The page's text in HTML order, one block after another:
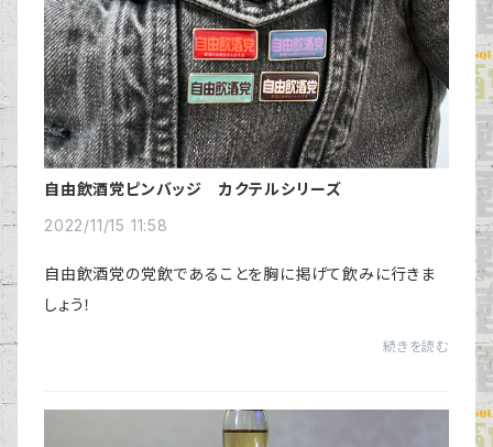
自由飲酒党ピンバッジ カクテルシリーズ
2022/11/15 11:58
自由飲酒党の党飲であることを胸に掲げて飲みに行きま
しょう！
続きを読む